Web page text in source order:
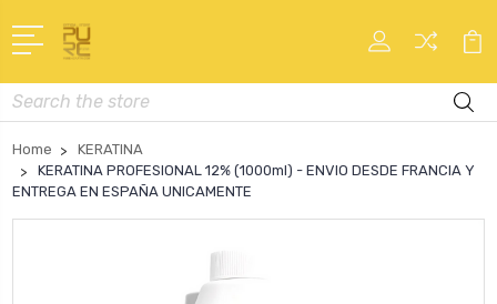
Search
Home
KERATINA
KERATINA PROFESIONAL 12% (1000ml) - ENVIO DESDE FRANCIA Y
ENTREGA EN ESPAÑA UNICAMENTE